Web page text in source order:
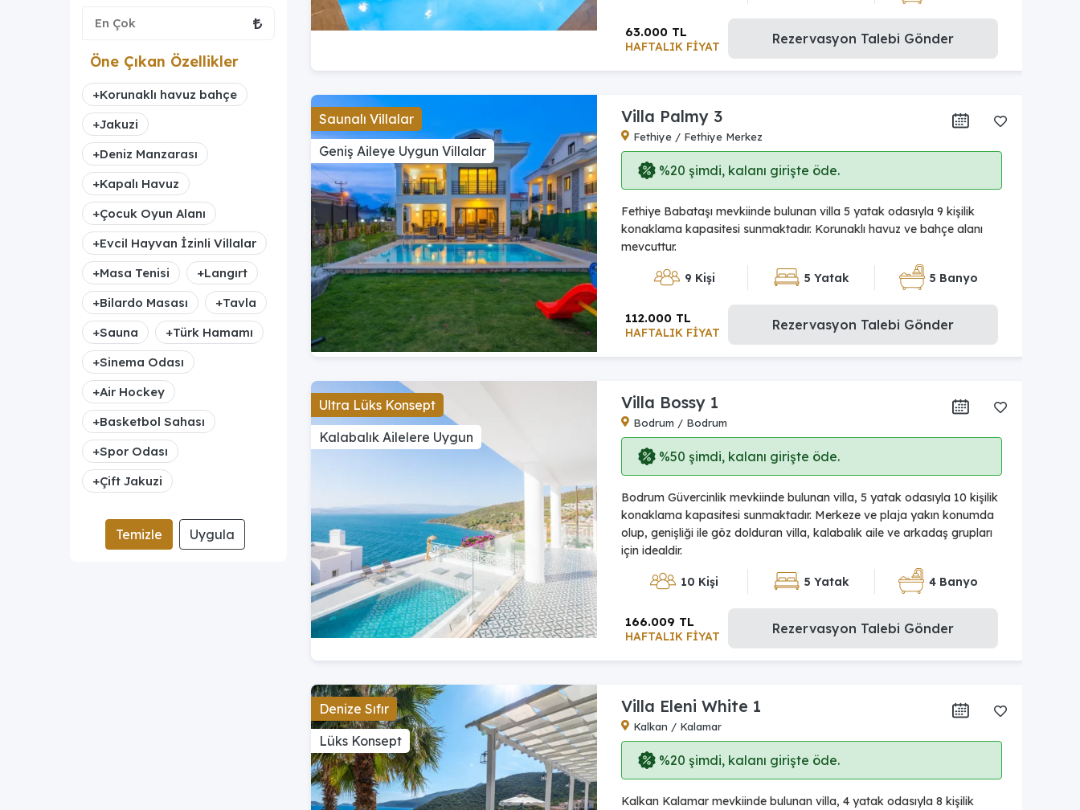
Öne Çıkan Özellikler
+Korunaklı havuz bahçe
+Jakuzi
+Deniz Manzarası
+Kapalı Havuz
+Çocuk Oyun Alanı
+Evcil Hayvan İzinli Villalar
+Masa Tenisi +Langırt
+Bilardo Masası +Tavla
+Sauna +Türk Hamamı
+Sinema Odası
+Air Hockey
+Basketbol Sahası
+Spor Odası
+Çift Jakuzi
Temizle Uygula
HAFTALIK FİYAT
63.000 TL Rezervasyon Talebi Gönder
Saunalı Villalar
Geniş Aileye Uygun Villalar
Villa Palmy 3
Fethiye / Fethiye Merkez
%20 şimdi, kalanı girişte öde.
Fethiye Babataşı mevkiinde bulunan villa 5 yatak odasıyla 9 kişilik
konaklama kapasitesi sunmaktadır. Korunaklı havuz ve bahçe alanı
mevcuttur.
9 Kişi 5 Yatak 5 Banyo
HAFTALIK FİYAT
112.000 TL Rezervasyon Talebi Gönder
Ultra Lüks Konsept
Kalabalık Ailelere Uygun
Villa Bossy 1
Bodrum / Bodrum
%50 şimdi, kalanı girişte öde.
Bodrum Güvercinlik mevkiinde bulunan villa, 5 yatak odasıyla 10 kişilik
konaklama kapasitesi sunmaktadır. Merkeze ve plaja yakın konumda
olup, genişliği ile göz dolduran villa, kalabalık aile ve arkadaş grupları
için idealdir.
10 Kişi 5 Yatak 4 Banyo
HAFTALIK FİYAT
166.009 TL Rezervasyon Talebi Gönder
Denize Sıfır
Lüks Konsept
Villa Eleni White 1
Kalkan / Kalamar
%20 şimdi, kalanı girişte öde.
Kalkan Kalamar mevkiinde bulunan villa, 4 yatak odasıyla 8 kişilik